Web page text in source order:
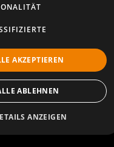
All rights reserved.
786 97 Björbo.
AKZEPTIEREN
ABLEHNEN
ANZEIGEN